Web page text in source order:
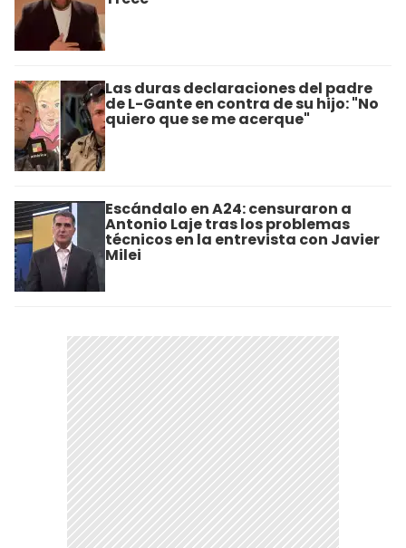
Las duras declaraciones del padre
de L-Gante en contra de su hijo: "No
quiero que se me acerque"
Escándalo en A24: censuraron a
Antonio Laje tras los problemas
técnicos en la entrevista con Javier
Milei